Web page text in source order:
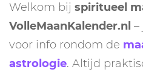
Welkom bij spiritueel
VolleMaanKalender.nl
voor info rondom de
astrologie. Altijd